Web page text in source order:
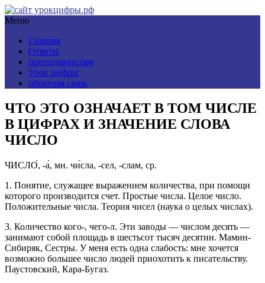
Меню
Главная
Ответы
преподавателям
Урок цифры
обратная связь
ЧТО ЭТО ОЗНАЧАЕТ В ТОМ ЧИСЛЕ
В ЦИФРАХ И ЗНАЧЕНИЕ СЛОВА
ЧИСЛО
ЧИСЛО́, -а́, мн. чи́сла, -сел, -слам, ср.
1. Понятие, служащее выражением количества, при помощи
которого производится счет. Простые числа. Целое число.
Положительные числа. Теория чисел (наука о целых числах).
3. Количество кого-, чего-л. Эти заводы — числом десять —
занимают собой площадь в шестьсот тысяч десятин. Мамин-
Сибиряк, Сестры. У меня есть одна слабость: мне хочется
возможно большее число людей приохотить к писательству.
Паустовский, Кара-Бугаз.